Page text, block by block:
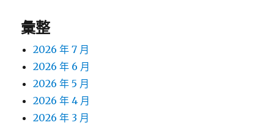
彙整
2026 年 7 月
2026 年 6 月
2026 年 5 月
2026 年 4 月
2026 年 3 月